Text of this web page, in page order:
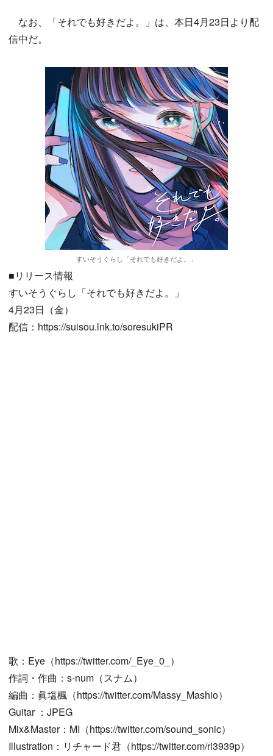
なお、「それでも好きだよ。」は、本日4月23日より配
信中だ。
すいそうぐらし「それでも好きだよ。」
■リリース情報
すいそうぐらし「それでも好きだよ。」
4月23日（金）
配信：https://suisou.lnk.to/soresukiPR
歌：Eye（https://twitter.com/_Eye_0_）
作詞・作曲：s-num（スナム）
編曲：眞塩楓（https://twitter.com/Massy_Mashio）
Guitar ：JPEG
Mix&Master：MI（https://twitter.com/sound_sonic）
Illustration：リチャード君（https://twitter.com/ri3939p）